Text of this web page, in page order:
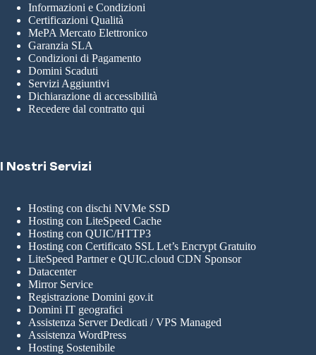
Informazioni e Condizioni
Certificazioni Qualità
MePA Mercato Elettronico
Garanzia SLA
Condizioni di Pagamento
Domini Scaduti
Servizi Aggiuntivi
Dichiarazione di accessibilità
Recedere dal contratto qui
I Nostri Servizi
Hosting con dischi NVMe SSD
Hosting con LiteSpeed Cache
Hosting con QUIC/HTTP3
Hosting con Certificato SSL Let’s Encrypt Gratuito
LiteSpeed Partner e QUIC.cloud CDN Sponsor
Datacenter
Mirror Service
Registrazione Domini gov.it
Domini IT geografici
Assistenza Server Dedicati / VPS Managed
Assistenza WordPress
Hosting Sostenibile